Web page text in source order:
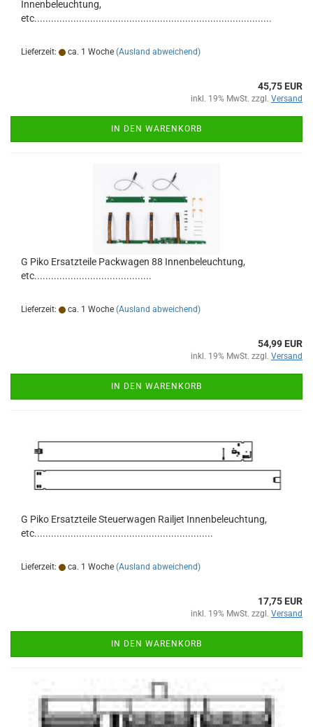
Innenbeleuchtung,
etc.....................................................................................
Lieferzeit: ca. 1 Woche (Ausland abweichend)
45,75 EUR
inkl. 19% MwSt. zzgl. Versand
IN DEN WARENKORB
G Piko Ersatzteile Packwagen 88 Innenbeleuchtung,
etc..........................................
Lieferzeit: ca. 1 Woche (Ausland abweichend)
54,99 EUR
inkl. 19% MwSt. zzgl. Versand
IN DEN WARENKORB
G Piko Ersatzteile Steuerwagen Railjet Innenbeleuchtung,
etc................................................................
Lieferzeit: ca. 1 Woche (Ausland abweichend)
17,75 EUR
inkl. 19% MwSt. zzgl. Versand
IN DEN WARENKORB